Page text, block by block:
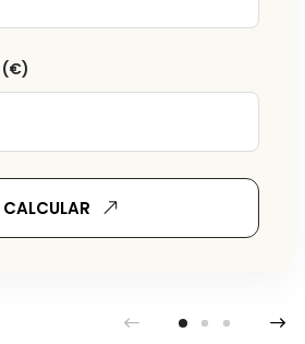
(€)
CALCULAR